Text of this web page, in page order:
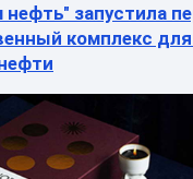
нефть" запустила
комплекс